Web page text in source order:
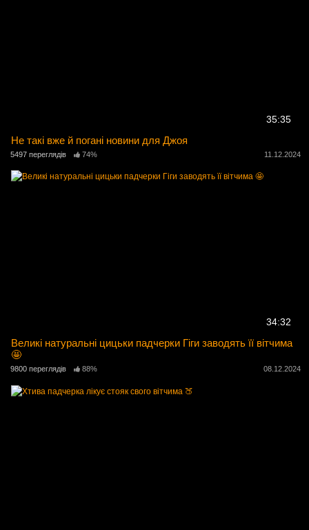
35:35
Не такі вже й погані новини для Джоя
5497 переглядів 74% 11.12.2024
34:32
Великі натуральні цицьки падчерки Гіги заводять її вітчима
🤩
9800 переглядів 88% 08.12.2024